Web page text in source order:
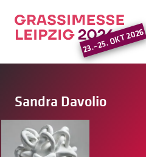
23.–25. OKT 2026
Sandra Davolio